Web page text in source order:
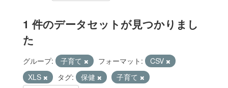
1 件のデータセットが見つかりまし
た
グループ: 子育て フォーマット:
CSV
XLS
タグ: 保健
子育て